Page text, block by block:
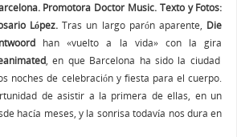
Promotora Doctor Music. Texto y Fotos:
López.Tras un largo parón aparente, Die
han «vuelto a la vida» con la gira
, en que Barcelona ha sido la ciudad
noches de celebración y fiesta para el cuerpo.
de asistir a la primera de ellas, en un
hacía meses, y la sonrisa todavía nos dura en